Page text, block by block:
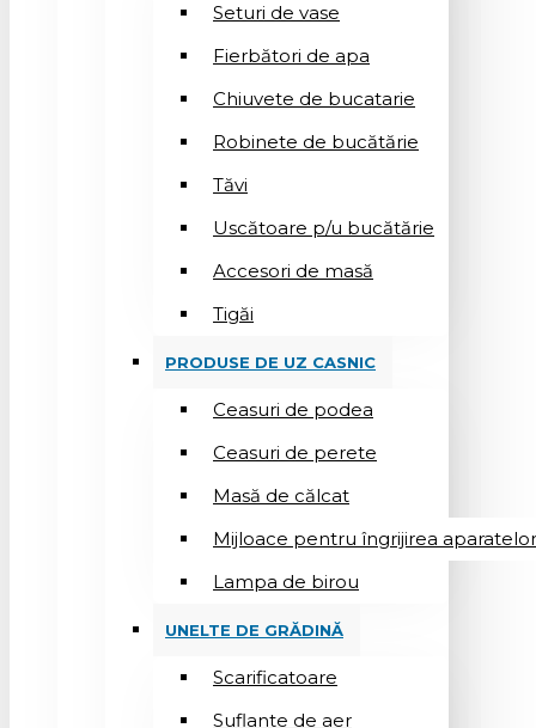
Seturi de vase
Fierbători de apa
Chiuvete de bucatarie
Robinete de bucătărie
Tăvi
Uscătoare p/u bucătărie
Accesori de masă
Tigăi
PRODUSE DE UZ CASNIC
Ceasuri de podea
Ceasuri de perete
Masă de călcat
Mijloace pentru îngrijirea
Lampa de birou
UNELTE DE GRĂDINĂ
Scarificatoare
Suflantе de aer